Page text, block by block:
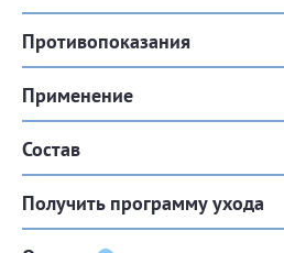
Противопоказания
Применение
Состав
Получить программу ухода